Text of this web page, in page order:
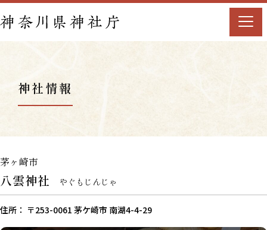
神社情報
茅ヶ崎市
八雲神社 やぐもじんじゃ
住所： 〒253-0061 茅ケ崎市 南湖4-4-29